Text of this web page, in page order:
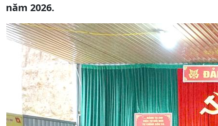
năm 2026.